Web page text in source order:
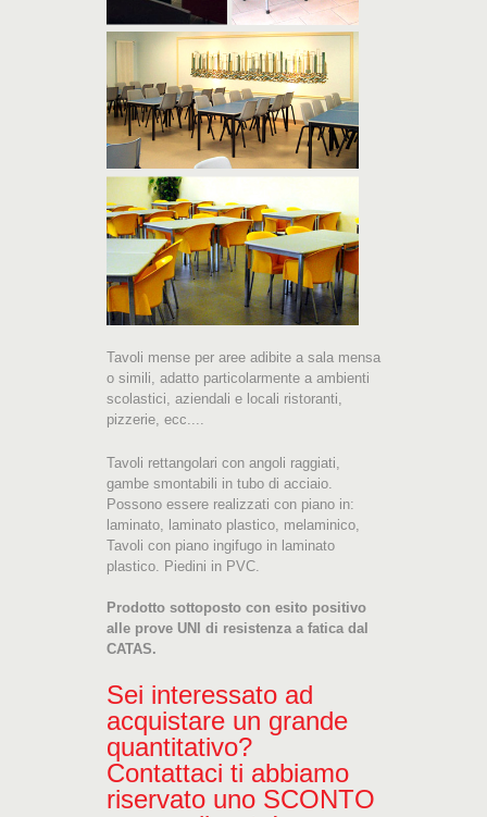
Tavoli mense per aree adibite a sala mensa
o simili, adatto particolarmente a ambienti
scolastici, aziendali e locali ristoranti,
pizzerie, ecc....
Tavoli rettangolari con angoli raggiati,
gambe smontabili in tubo di acciaio.
Possono essere realizzati con piano in:
laminato, laminato plastico, melaminico,
Tavoli con piano ingifugo in laminato
plastico. Piedini in PVC.
Prodotto sottoposto con esito positivo
alle prove UNI di resistenza a fatica dal
CATAS.
Sei interessato ad
acquistare un grande
quantitativo?
Contattaci ti abbiamo
riservato uno SCONTO